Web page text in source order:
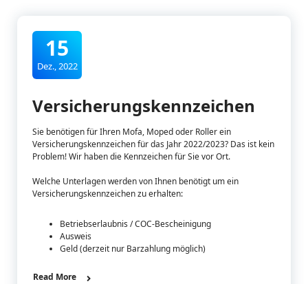
15
Dez., 2022
Versicherungskennzeichen
Sie benötigen für Ihren Mofa, Moped oder Roller ein
Versicherungskennzeichen für das Jahr 2022/2023? Das ist kein
Problem! Wir haben die Kennzeichen für Sie vor Ort.
Welche Unterlagen werden von Ihnen benötigt um ein
Versicherungskennzeichen zu erhalten:
Betriebserlaubnis / COC-Bescheinigung
Ausweis
Geld (derzeit nur Barzahlung möglich)
Read More